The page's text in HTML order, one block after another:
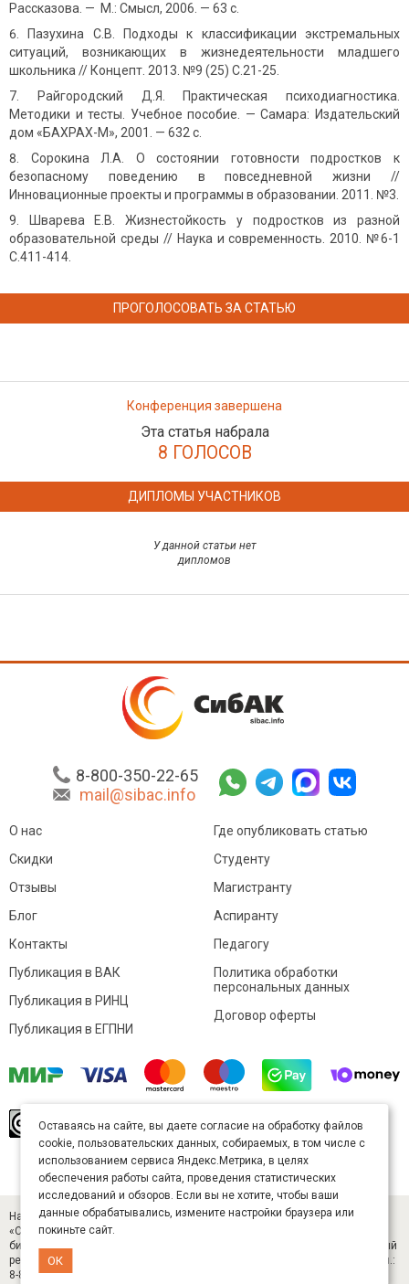
Рассказова. — М.: Смысл, 2006. — 63 с.
Пазухина С.В. Подходы к классификации экстремальных
ситуаций, возникающих в жизнедеятельности младшего
школьника // Концепт. 2013. №9 (25) С.21-25.
Райгородский Д.Я. Практическая психодиагностика.
Методики и тесты. Учебное пособие. — Самара: Издательский
дом «БАХРАХ-М», 2001. — 632 с.
Сорокина Л.А. О состоянии готовности подростков к
безопасному поведению в повседневной жизни //
Инновационные проекты и программы в образовании. 2011. №3.
Шварева Е.В. Жизнестойкость у подростков из разной
образовательной среды // Наука и современность. 2010. №6-1
С.411-414.
ПРОГОЛОСОВАТЬ ЗА СТАТЬЮ
Конференция завершена
Эта статья набрала
8 ГОЛОСОВ
ДИПЛОМЫ УЧАСТНИКОВ
У данной статьи нет
дипломов
8-800-350-22-65
mail@sibac.info
О нас
Скидки
Отзывы
Блог
Контакты
Где опубликовать статью
Студенту
Магистранту
Аспиранту
Педагогу
Публикация в ВАК
Публикация в РИНЦ
Публикация в ЕГПНИ
Политика обработки
персональных данных
Договор оферты
произведение доступно полицензии Creative
Commons «Attribution» («Атрибуция») 4.0
Непортированная.
Карта сайта
Научный журнал «Студенческий» (ISSN 2541-9412). Издатель — ООО
«СибАК» (ИНН 5402054157). Размещается в Научной электронной
библиотеке eLIBRARY.RU (договор № 445-11/2019 от 05.11.2019). Главный
редактор — Старченко И. Б., д-р техн. наук. E-mail: student@sibac.info, тел.:
8-800-350-22-65.
Оставаясь на сайте, вы даете согласие на обработку файлов
cookie, пользовательских данных, собираемых, в том числе с
использованием сервиса Яндекс.Метрика, в целях
обеспечения работы сайта, проведения статистических
исследований и обзоров. Если вы не хотите, чтобы ваши
данные обрабатывались, измените настройки браузера или
покиньте сайт.
ОК